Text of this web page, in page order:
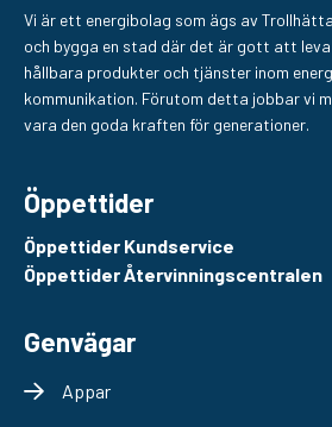
Vi är ett energibolag som ägs av
och bygga en stad där det är gott att
hållbara produkter och tjänster inom
kommunikation. Förutom detta jobbar vi
vara den goda kraften för generationer.
Öppettider
Öppettider Kundservice
Öppettider Återvinningscentralen
Genvägar
Appar